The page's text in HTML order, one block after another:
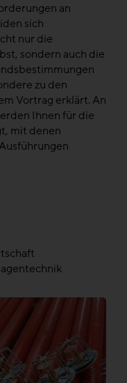
an
sich
nur die
sondern auch die
zu den
Vortrag erklärt. An
Ihnen für die
mit denen